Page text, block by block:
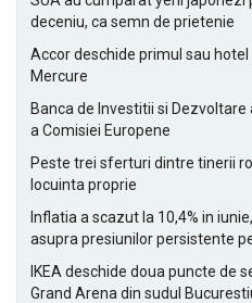
deceniu, ca semn de prietenie
Accor deschide primul sau hotel
Mercure
Banca de Investitii si
a Comisiei Europene
Peste trei sferturi dintre tinerii
locuinta proprie
Inflatia a scazut la 10,4% in
asupra presiunilor persistente
IKEA deschide doua puncte de
Grand Arena din sudul